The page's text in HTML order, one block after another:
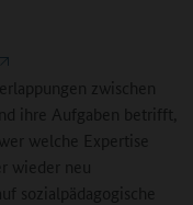
zwischen
ihre Aufgaben betrifft,
welche Expertise
wieder neu
sozialpädagogische